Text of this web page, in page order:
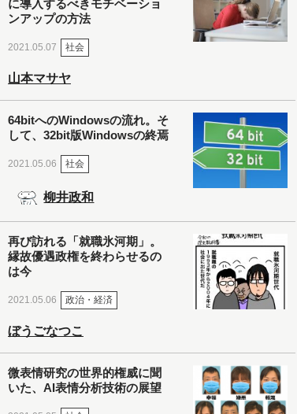
に導入するべきモチベーショ
ンアップの方法
2021.05.07 社会
山本マサヤ
64bitへのWindowsの流れ。そ
して、32bit版Windowsの終焉
2021.05.06 社会
柳井政和
再び訪れる「就職氷河期」。
縁故優遇政権を終わらせるの
は今
2021.05.06 政治・経済
ぼうごなつこ
微表情研究の世界的権威に聞
いた、AI表情分析技術の展望